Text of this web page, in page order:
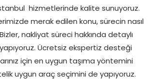
hizmetlerinde kalite sunuyoruz.
merak edilen konu, sürecin nasıl
nakliyat süreci hakkında detaylı
Ücretsiz ekspertiz desteği
için en uygun taşıma yöntemini
uygun araç seçimini de yapıyoruz.